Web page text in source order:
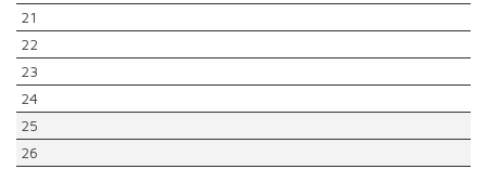
21
22
23
24
25
26